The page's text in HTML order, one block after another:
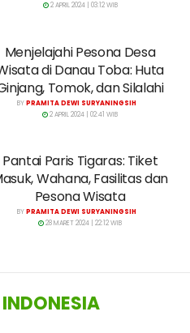
2 APRIL 2024 | 03:12 WIB
Menjelajahi Pesona Desa
di Danau Toba: Huta
Tomok, dan Silalahi
BYPRAMITA DEWI SURYANINGSIH
2 APRIL 2024 | 02:41 WIB
Pantai Paris Tigaras: Tiket
Wahana, Fasilitas dan
Pesona Wisata
BYPRAMITA DEWI SURYANINGSIH
28 MARET 2024 | 22:12 WIB